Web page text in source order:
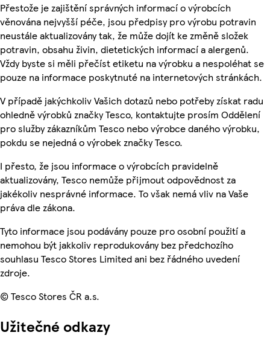
Přestože je zajištění správných informací o výrobcích
věnována nejvyšší péče, jsou předpisy pro výrobu potravin
neustále aktualizovány tak, že může dojít ke změně složek
potravin, obsahu živin, dietetických informací a alergenů.
Vždy byste si měli přečíst etiketu na výrobku a nespoléhat se
pouze na informace poskytnuté na internetových stránkách.
V případě jakýchkoliv Vašich dotazů nebo potřeby získat radu
ohledně výrobků značky Tesco, kontaktujte prosím Oddělení
pro služby zákazníkům Tesco nebo výrobce daného výrobku,
pokdu se nejedná o výrobek značky Tesco.
I přesto, že jsou informace o výrobcích pravidelně
aktualizovány, Tesco nemůže přijmout odpovědnost za
jakékoliv nesprávné informace. To však nemá vliv na Vaše
práva dle zákona.
Tyto informace jsou podávány pouze pro osobní použití a
nemohou být jakkoliv reprodukovány bez předchozího
souhlasu Tesco Stores Limited ani bez řádného uvedení
zdroje.
© Tesco Stores ČR a.s.
Užitečné odkazy